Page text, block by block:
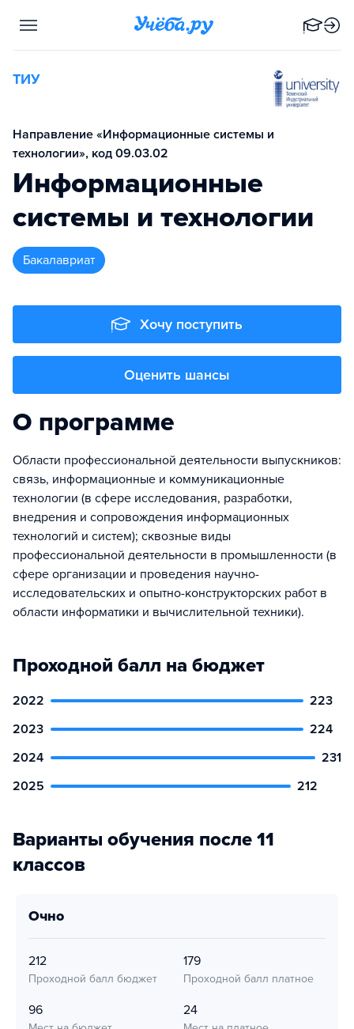
ТИУ
Направление «Информационные системы и
технологии», код 09.03.02
Информационные
системы и технологии
бакалавриат
Хочу поступить
Оценить шансы
О программе
Области профессиональной деятельности выпускников:
связь, информационные и коммуникационные
технологии (в сфере исследования, разработки,
внедрения и сопровождения информационных
технологий и систем); сквозные виды
профессиональной деятельности в промышленности (в
сфере организации и проведения научно-
исследовательских и опытно-конструкторских работ в
области информатики и вычислительной техники).
Проходной балл на бюджет
2022
223
2023
224
2024
231
2025
212
Варианты обучения после 11
классов
очно
212
Проходной балл бюджет
179
Проходной балл платное
96 24